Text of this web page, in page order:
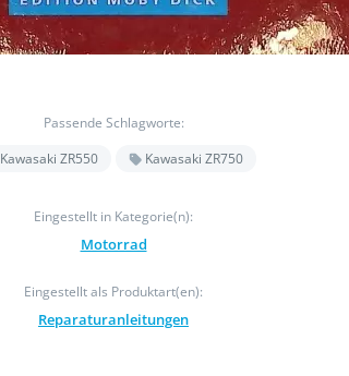
Passende Schlagworte:
Kawasaki ZR550
Kawasaki ZR750
Eingestellt in Kategorie(n):
Motorrad
Eingestellt als Produktart(en):
Reparaturanleitungen